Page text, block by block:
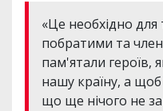
«Це необхідно
побратими та
пам'ятали героїв,
нашу країну, а щоб
що ще нічого не